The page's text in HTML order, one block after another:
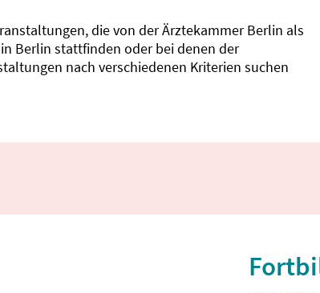
die von der Ärztekammer Berlin als
Berlin stattfinden oder bei denen der
nach verschiedenen Kriterien suchen